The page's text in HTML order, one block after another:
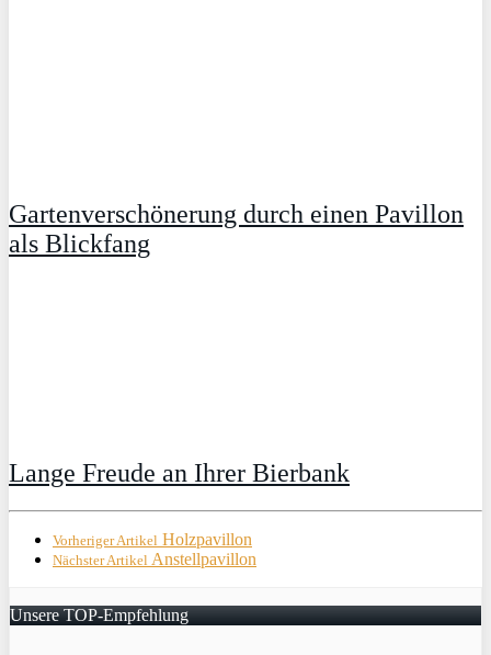
Gartenverschönerung durch einen Pavillon
als Blickfang
Lange Freude an Ihrer Bierbank
Vorheriger Artikel Holzpavillon
Nächster Artikel Anstellpavillon
Unsere TOP-Empfehlung